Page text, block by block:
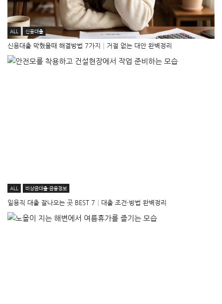
ALL 신용대출
신용대출 막혔을때 해결방법 7가지│거절 없는 대안 완벽정리
ALL 비상금대출·금융정보
일용직 대출 잘나오는 곳 BEST 7│대출 조건·방법 완벽정리